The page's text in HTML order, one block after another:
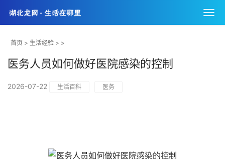
首页 > 生活经验 > >
医务人员如何做好医院感染的控制
2026-07-22 生活百科 医务